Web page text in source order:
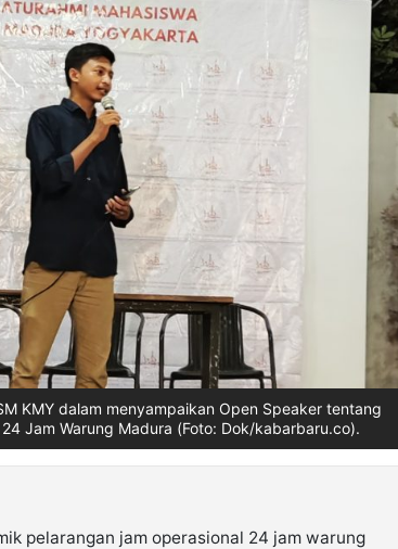
KMY dalam menyampaikan Open Speaker tentang
Jam Warung Madura (Foto: Dok/kabarbaru.co).
pelarangan jam operasional 24 jam warung